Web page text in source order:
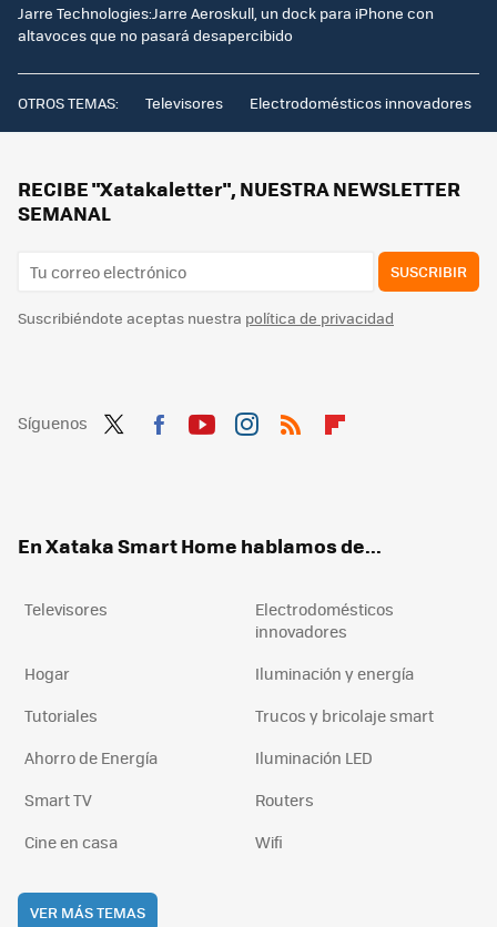
Jarre Technologies:Jarre Aeroskull, un dock para iPhone con
altavoces que no pasará desapercibido
OTROS TEMAS: Televisores Electrodomésticos innovadores
RECIBE "Xatakaletter", NUESTRA NEWSLETTER
SEMANAL
SUSCRIBIR
Suscribiéndote aceptas nuestra política de privacidad
Síguenos
En Xataka Smart Home hablamos de...
Televisores
Electrodomésticos
innovadores
Hogar
Iluminación y energía
Tutoriales
Trucos y bricolaje smart
Ahorro de Energía
Iluminación LED
Smart TV
Routers
Cine en casa
Wifi
VER MÁS TEMAS